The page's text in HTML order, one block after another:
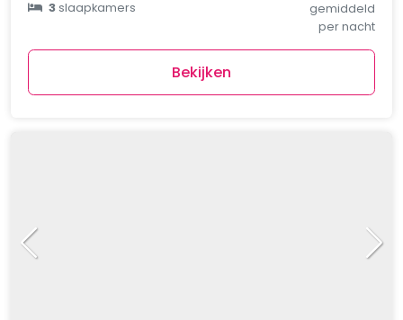
3slaapkamers
gemiddeld
per nacht
Bekijken